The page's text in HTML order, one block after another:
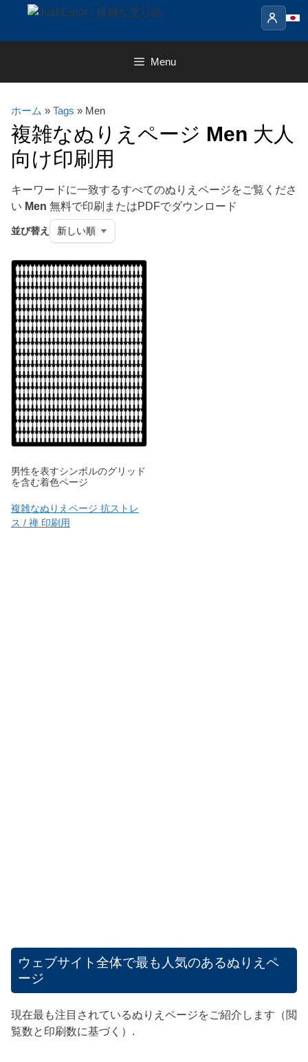
content
Menu
ホーム » Tags » Men
複雑なぬりえページ Men 大人
向け印刷用
キーワードに一致するすべてのぬりえページをご覧くださ
い Men 無料で印刷またはPDFでダウンロード
並び替え
男性を表すシンボルのグリッド
を含む着色ページ
複雑なぬりえページ 抗ストレ
ス / 禅 印刷用
ウェブサイト全体で最も人気のあるぬりえペ
ージ
現在最も注目されているぬりえページをご紹介します（閲
覧数と印刷数に基づく）.